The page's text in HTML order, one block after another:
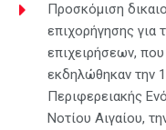
Προσκόμιση
επιχορήγησης για
επιχειρήσεων,
εκδηλώθηκαν την
Περιφερειακής
Νοτίου Αιγαίου,